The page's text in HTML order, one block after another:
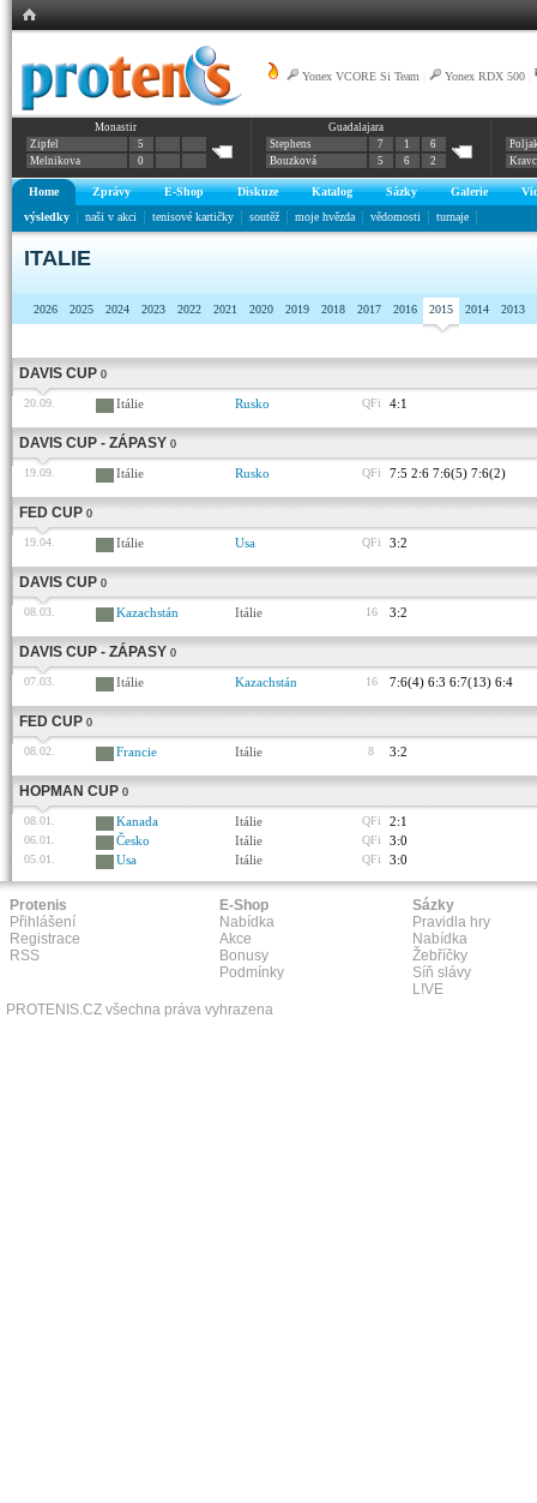
Yonex VCORE Si Team Yonex RDX 500
Monastir
Zipfel
5
Melnikova
0
Guadalajara
Stephens
7 1
6
Bouzková
5 6 2
Home Zprávy E-Shop Diskuze Katalog Sázky Galerie
výsledky
naši v akci tenisové kartičky soutěž moje hvězda vědomosti turnaje
ITALIE
2026 2025 2024 2023 2022 2021 2020 2019 2018 2017 2016 2015 2014 2013
DAVIS CUP 0
20.09. Itálie Rusko QFi 4:1
DAVIS CUP - ZÁPASY 0
19.09. Itálie Rusko QFi 7:5 2:6 7:6(5) 7:6(2)
FED CUP 0
19.04. Itálie Usa QFi 3:2
DAVIS CUP 0
08.03. Kazachstán Itálie 16 3:2
DAVIS CUP - ZÁPASY 0
07.03. Itálie Kazachstán 16 7:6(4) 6:3 6:7(13) 6:4
FED CUP 0
08.02. Francie Itálie 8 3:2
HOPMAN CUP 0
08.01. Kanada Itálie QFi 2:1
06.01. Česko Itálie QFi 3:0
05.01. Usa Itálie QFi 3:0
Protenis
Přihlášení
Registrace
RSS
E-Shop
Nabídka
Akce
Bonusy
Podmínky
Sázky
Pravidla hry
Nabídka
Žebříčky
Síň slávy
L!VE
PROTENIS.CZ všechna práva vyhrazena